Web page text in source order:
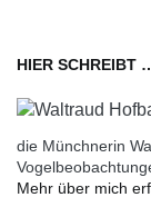
HIER SCHREIBT
die Münchnerin
Mehr über mich